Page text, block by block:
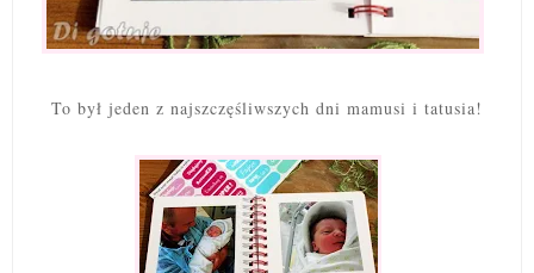
To był jeden z najszczęśliwszych dni mamusi i tatusia!